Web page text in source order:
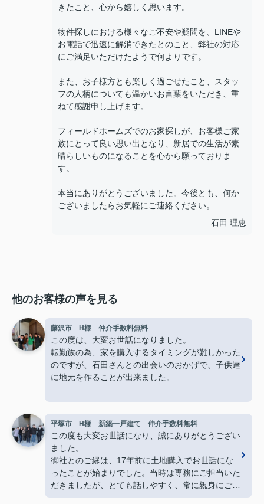
きたこと、心から嬉しく思います。
物件探しにおける様々なご不安や疑問を、LINEや
お電話で迅速に解消できたとのこと、弊社の対応
にご満足いただけたようで何よりです。
また、お子様方とも楽しく過ごせたこと、スタッ
フの人柄についても温かいお言葉をいただき、重
ねて感謝申し上げます。
フィールドホームズでのお家探しが、お客様ご家
族にとって良い思い出となり、新居での生活が素
晴らしいものになることを心から願っておりま
す。
本当にありがとうございました。今後とも、何か
ございましたらお気軽にご連絡ください。
石田 理恵
他のお客様の声を見る
藤沢市 H様 仲介手数料無料
この度は、大変お世話になりました。
転勤族の為、家を購入するタイミングが難しかった
のですが、石田さんとの出会いのおかげで、子供達
に地元を作ることが出来ました。
知識が全くない私達にも分かりやすく、朝から夜ま
でどんな時も丁寧に教えてくださり、本当心強い存
在です。
石田さん親子の漫才もとても面白かったですし、私
達家族も石田家の様に楽しんで行こうと思います。
これからもよろしくお願いいたします。
平塚市 H様 新築一戸建て 仲介手数料無料
この度も大変お世話になり、誠にありがとうござい
ました。
御社とのご縁は、17年前に土地購入でお世話にな
ったことが始まりでした。当時は専務にご担当いた
だきましたが、とても話しやすく、常に親身にご対
応下さったこと、そして何より素敵な笑顔が印象に